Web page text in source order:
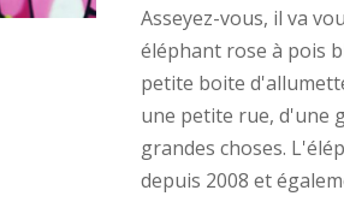
Asseyez-vous, il va
éléphant rose à pois
petite boite
une petite rue, d'une
grandes choses.
depuis 2008 et